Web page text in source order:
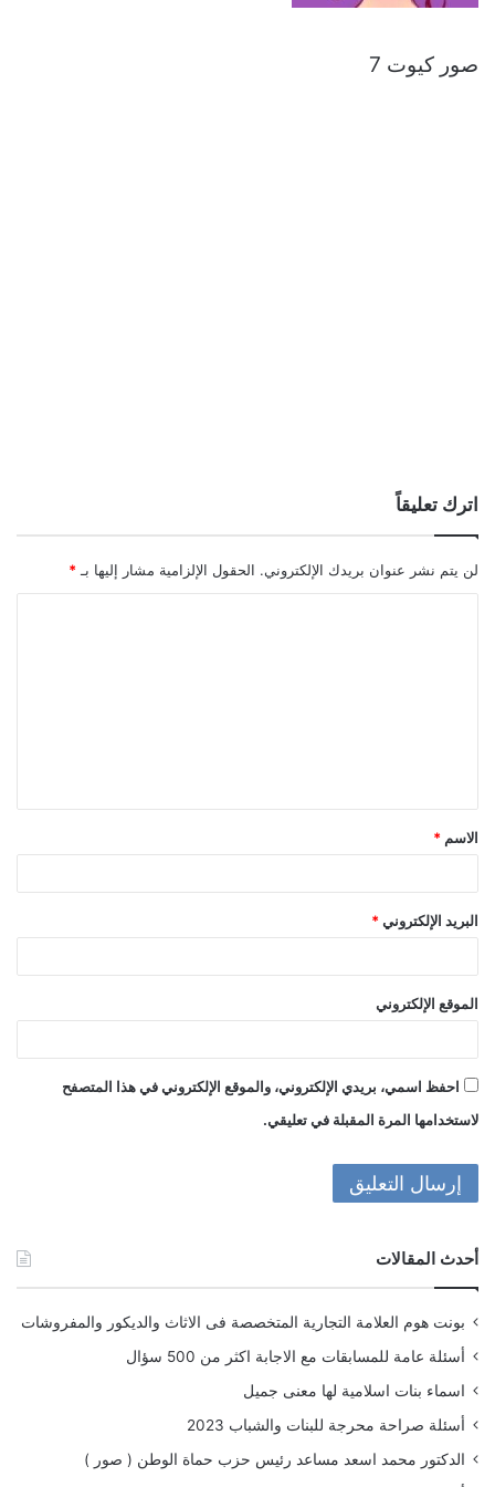
صور كيوت 7
اترك تعليقاً
لن يتم نشر عنوان بريدك الإلكتروني. الحقول الإلزامية مشار إليها بـ *
ق
*
الاسم *
البريد الإلكتروني *
الموقع الإلكتروني
احفظ اسمي، بريدي الإلكتروني، والموقع الإلكتروني في هذا المتصفح
لاستخدامها المرة المقبلة في تعليقي.
أحدث المقالات
بونت هوم العلامة التجارية المتخصصة فى الاثاث والديكور والمفروشات
أسئلة عامة للمسابقات مع الاجابة اكثر من 500 سؤال
اسماء بنات اسلامية لها معنى جميل
أسئلة صراحة محرجة للبنات والشباب 2023
الدكتور محمد اسعد مساعد رئيس حزب حماة الوطن ( صور )